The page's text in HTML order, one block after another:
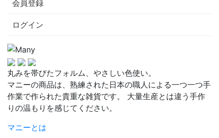
会員登録
ログイン
丸みを帯びたフォルム、やさしい色使い。
マニーの商品は、熟練された日本の職人による一つ一つ手
作業で作られた貴重な雑貨です。 大量生産とは違う手作
りの温もりを感じてください。
マニーとは